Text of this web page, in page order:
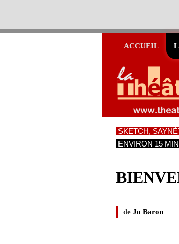
ACCUEIL
SKETCH,
ENVIRON 15
de Jo Baron